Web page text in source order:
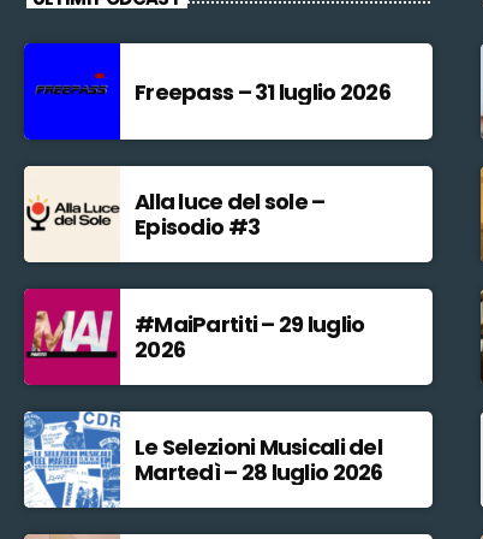
Freepass – 31 luglio 2026
Alla luce del sole –
Episodio #3
#MaiPartiti – 29 luglio
2026
Le Selezioni Musicali del
Martedì – 28 luglio 2026